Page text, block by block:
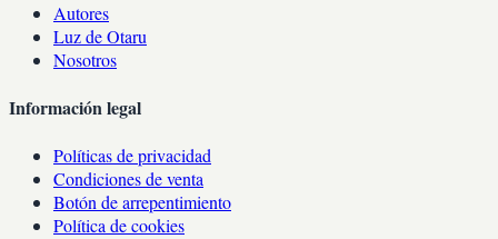
Autores
Luz de Otaru
Nosotros
Información legal
Políticas de privacidad
Condiciones de venta
Botón de arrepentimiento
Política de cookies